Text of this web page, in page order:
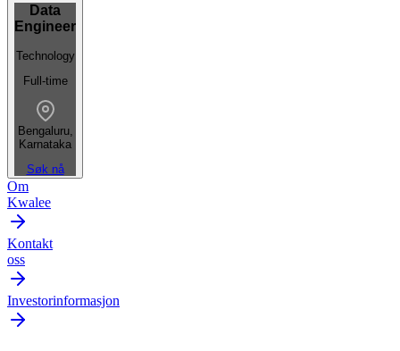
Data
Engineer
Technology
Full-time
Bengaluru,
Karnataka
Søk nå
Om
Kwalee
Kontakt
oss
Investorinformasjon